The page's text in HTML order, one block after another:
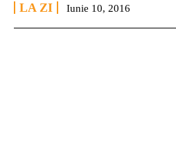
LA ZI Iunie 10, 2016